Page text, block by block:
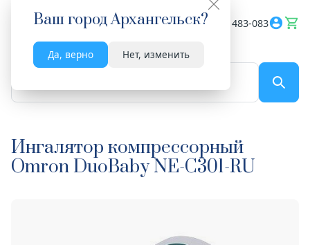
Ваш городАрхангельск?
Да, верно Нет, изменить
Весь сайт 8182 483-083
Ингалятор компрессорный
Omron DuoBaby NE-C301-RU